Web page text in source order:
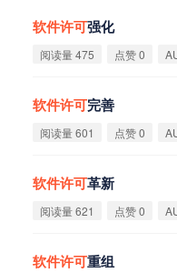
软件许可强化
阅读量 475 点赞 0
软件许可完善
阅读量 601 点赞 0
软件许可革新
阅读量 621 点赞 0
软件许可重组